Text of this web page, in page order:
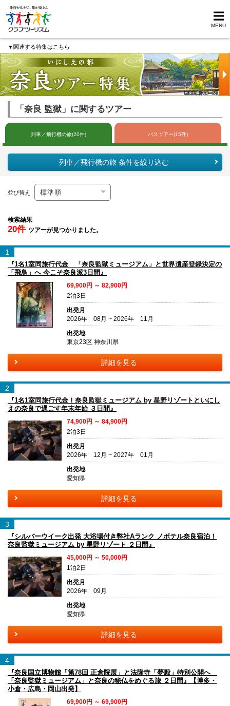
MENU
▼関連する特集はこちら
「奈良 監獄」に関するツアー
列車／飛行機の旅(20件) バスツアー(15件)
列車／飛行機の旅 条件を絞り込む
並び替え
検索結果
20件 ツアーが見つかりました。
1
『1名1室同旅行代金 「奈良監獄ミュージアム」と世界遺産登録決定の
「飛鳥」へ 今こそ奈良派3日間』
69,900円 ～ 82,900円
2泊3日
出発月
2026年 08月 ~ 2026年 11月
出発地
東京23区 神奈川県
詳細を見る
2
『1名1室同旅行代金！奈良監獄ミュージアム by 星野リゾートといにし
えの奈良で過ごす年末年始 ３日間』
74,900円 ～ 84,900円
2泊3日
出発月
2026年 12月 ~ 2027年 01月
出発地
愛知県
詳細を見る
3
『シルバーウイーク出発 大浴場付き弊社Aランク ノボテル奈良宿泊！
奈良監獄ミュージアム by 星野リゾート ２日間』
45,000円 ～ 50,000円
1泊2日
出発月
2026年 09月
出発地
愛知県
詳細を見る
4
『奈良国立博物館「第78回 正倉院展」と法隆寺「夢殿」特別公開へ
「奈良監獄ミュージアム」と奈良の秘仏をめぐる旅 ２日間』【博多・
小倉・広島・岡山出発】
69,900円 ～ 69,900円